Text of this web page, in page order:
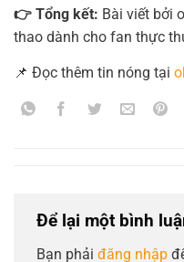
👉 Tổng kết: Bài viết bởi
thao dành cho fan thực
📌 Đọc thêm tin nóng tại
Để lại một bình
Bạn phải đăng nhập